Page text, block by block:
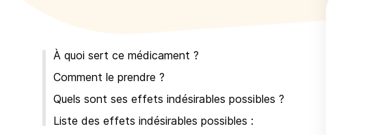
À quoi sert ce médicament ?
Comment le prendre ?
Quels sont ses effets indésirables possibles ?
Liste des effets indésirables possibles :